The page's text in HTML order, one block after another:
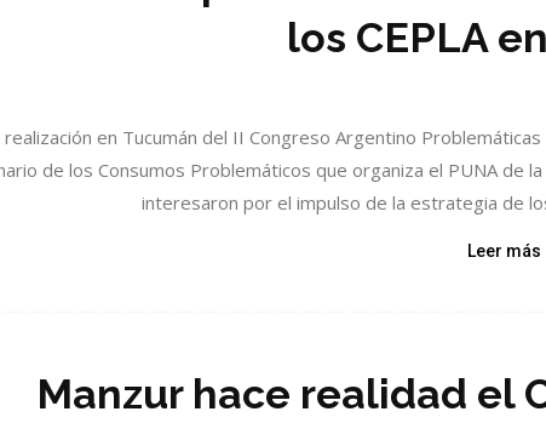
los CEPLA
realización en Tucumán del II Congreso Argentino
de los Consumos Problemáticos que organiza el PUNA de
interesaron por el impulso de la estrategia de
Leer más
Manzur hace realidad el